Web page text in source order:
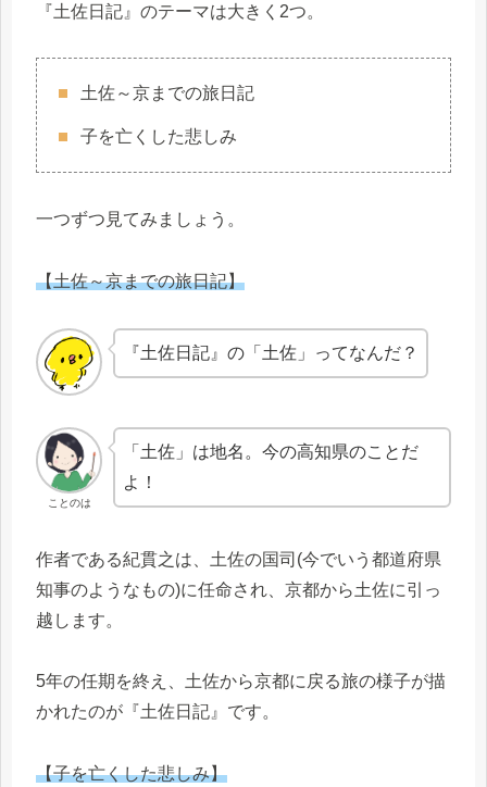
『土佐日記』のテーマは大きく2つ。
土佐～京までの旅日記
子を亡くした悲しみ
一つずつ見てみましょう。
【土佐～京までの旅日記】
『土佐日記』の「土佐」ってなんだ？
ことのは
「土佐」は地名。今の高知県のことだ
よ！
作者である紀貫之は、土佐の国司(今でいう都道府県
知事のようなもの)に任命され、京都から土佐に引っ
越します。
5年の任期を終え、土佐から京都に戻る旅の様子が描
かれたのが『土佐日記』です。
【子を亡くした悲しみ】